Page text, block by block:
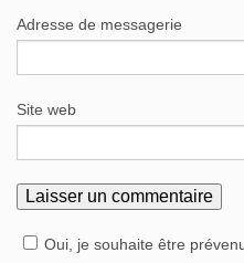
Adresse de messagerie
Site web
Oui, je souhaite être